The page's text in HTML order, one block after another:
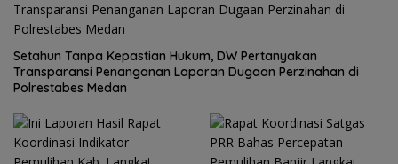
Setahun Tanpa Kepastian Hukum, DW Pertanyakan
Transparansi Penanganan Laporan Dugaan Perzinahan di
Polrestabes Medan